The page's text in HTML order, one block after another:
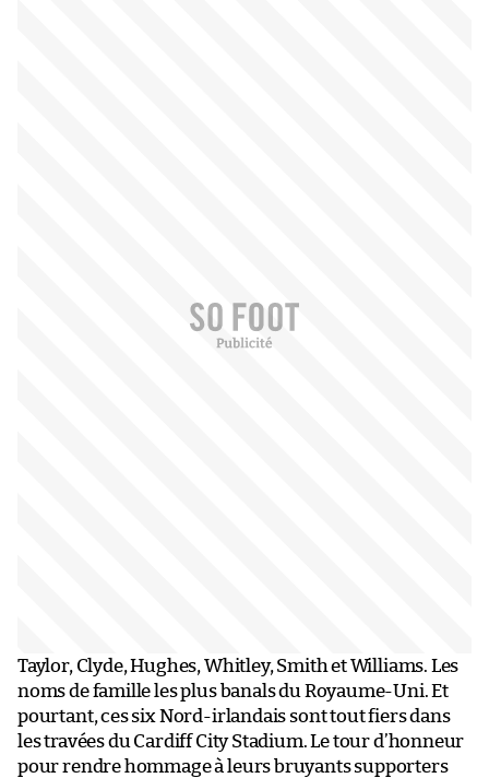
Taylor, Clyde, Hughes, Whitley, Smith et Williams. Les
noms de famille les plus banals du Royaume-Uni. Et
pourtant, ces six Nord-irlandais sont tout fiers dans
les travées du Cardiff City Stadium. Le tour d’honneur
pour rendre hommage à leurs bruyants supporters